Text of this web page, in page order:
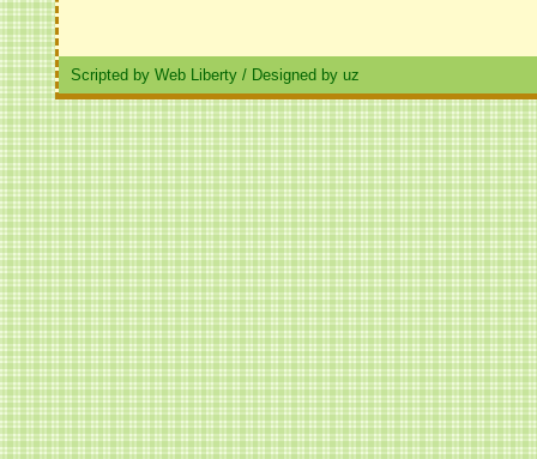
Scripted by Web Liberty / Designed by uz